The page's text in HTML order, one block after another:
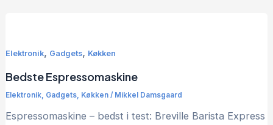
Elektronik, Gadgets, Køkken
Bedste Espressomaskine
Elektronik, Gadgets, Køkken/ Mikkel Damsgaard
Espressomaskine – bedst i test: Breville Barista Express